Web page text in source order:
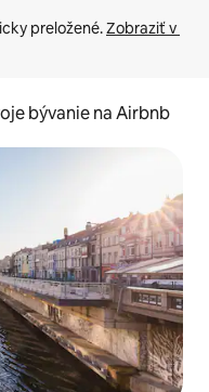
preložené. Zobraziť v
bývanie na Airbnb